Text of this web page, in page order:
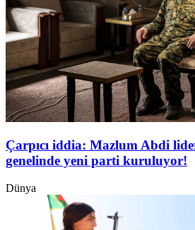
Çarpıcı iddia: Mazlum Abdi
genelinde yeni parti kuruluyor!
Dünya